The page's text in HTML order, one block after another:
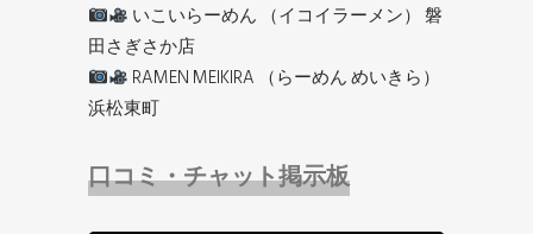
いこいらーめん （イコイラーメン） 磐
田さぎさか店
RAMEN MEIKIRA （らーめん めいきら）
浜松東町
口コミ・チャット掲示板